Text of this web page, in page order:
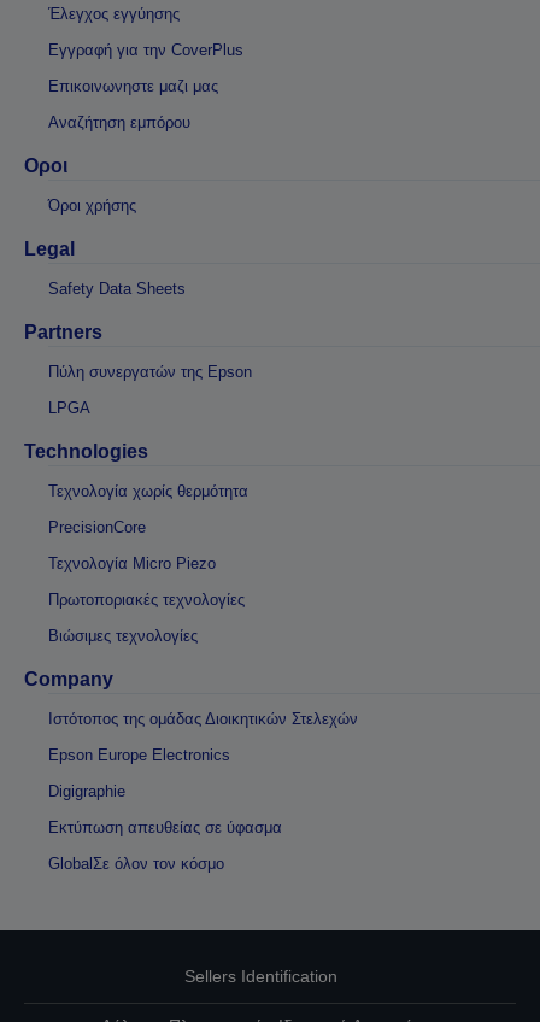
Έλεγχος εγγύησης
Εγγραφή για την CoverPlus
Επικοινωνηστε μαζι μας
Αναζήτηση εμπόρου
Οροι
Όροι χρήσης
Legal
Safety Data Sheets
Partners
Πύλη συνεργατών της Epson
LPGA
Technologies
Τεχνολογία χωρίς θερμότητα
PrecisionCore
Τεχνολογία Micro Piezo
Πρωτοποριακές τεχνολογίες
Βιώσιμες τεχνολογίες
Company
Ιστότοπος της ομάδας Διοικητικών Στελεχών
Epson Europe Electronics
Digigraphie
Εκτύπωση απευθείας σε ύφασμα
GlobalΣε όλον τον κόσμο
Sellers Identification